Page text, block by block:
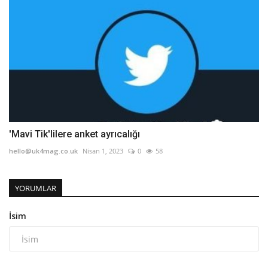
'Mavi Tik'lilere anket ayrıcalığı
hello@uk4mag.co.uk Nisan 1, 2023 0 58
YORUMLAR
İsim